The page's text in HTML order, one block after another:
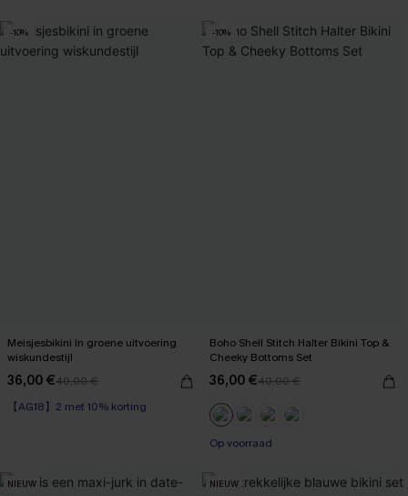
-10%
Meisjesbikini in groene uitvoering
wiskundestijl
36,00 €40,00 €
【AG18】2 met 10% korting
Op voorraad
-10%
Boho Shell Stitch Halter Bikini Top &
Cheeky Bottoms Set
36,00 €40,00 €
Op voorraad
NIEUW NIEUW